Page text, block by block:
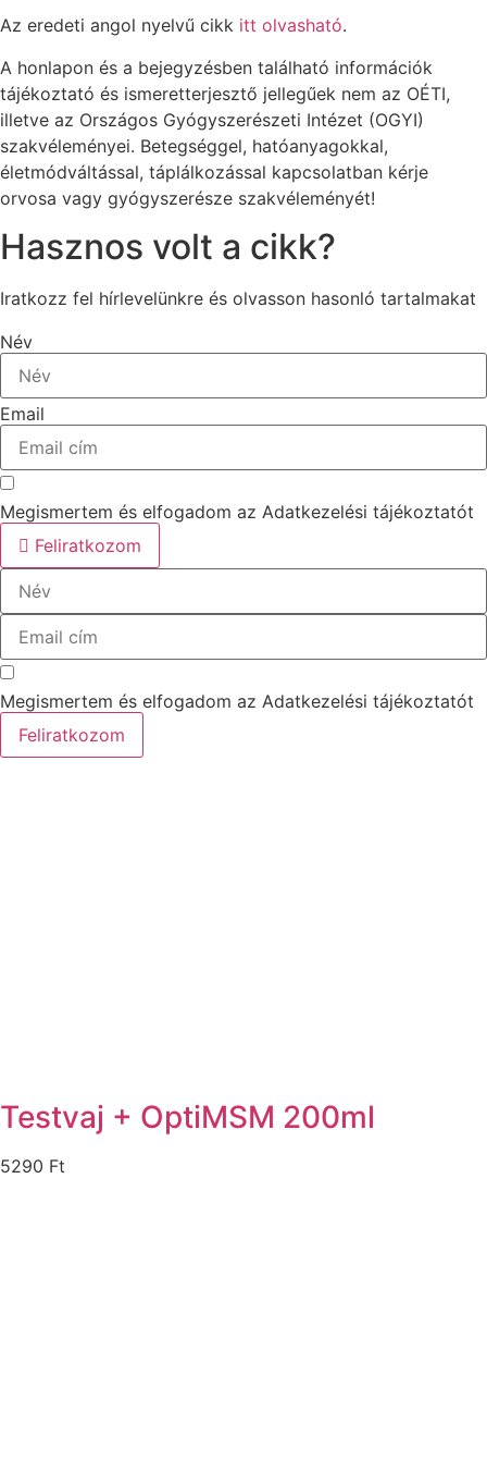
Az eredeti angol nyelvű cikk itt olvasható.
A honlapon és a bejegyzésben található információk
tájékoztató és ismeretterjesztő jellegűek nem az OÉTI,
illetve az Országos Gyógyszerészeti Intézet (OGYI)
szakvéleményei. Betegséggel, hatóanyagokkal,
életmódváltással, táplálkozással kapcsolatban kérje
orvosa vagy gyógyszerésze szakvéleményét!
Hasznos volt a cikk?
Iratkozz fel hírlevelünkre és olvasson hasonló tartalmakat
Név
Email
Megismertem és elfogadom az Adatkezelési tájékoztatót
Feliratkozom
Megismertem és elfogadom az Adatkezelési tájékoztatót
Feliratkozom
Testvaj + OptiMSM 200ml
5290 Ft